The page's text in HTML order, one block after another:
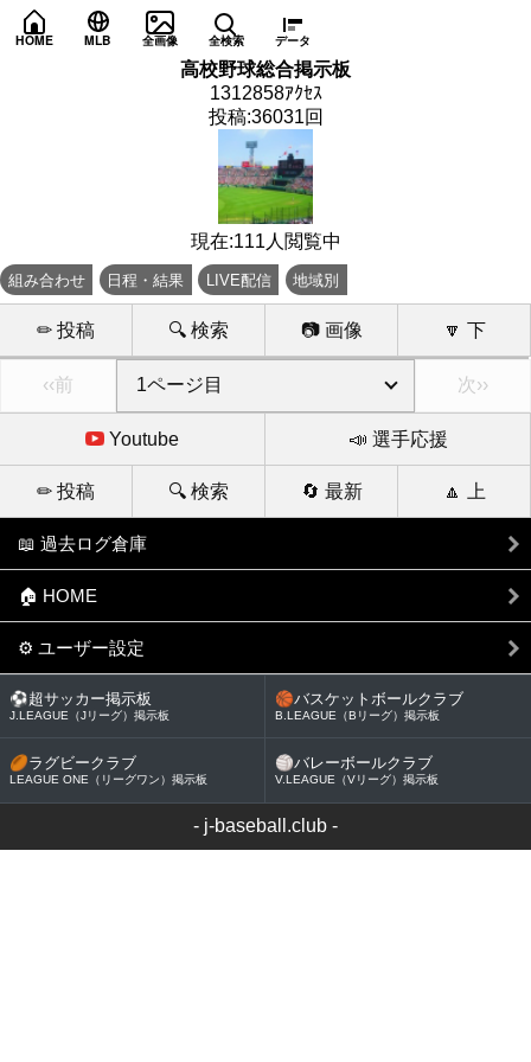
HOME MLB 全画像 全検索 データ
高校野球総合掲示板
1312858ｱｸｾｽ
投稿:36031回
現在:111人閲覧中
組み合わせ 日程・結果 LIVE配信 地域別
✏ 投稿 🔍 検索 📷 画像 🔽 下
‹‹前 次››
Youtube 📣 選手応援
✏ 投稿 🔍 検索 🔄 最新 🔼 上
📖 過去ログ倉庫
🏠 HOME
⚙ ユーザー設定
⚽超サッカー掲示板
J.LEAGUE（Jリーグ）掲示板
🏀バスケットボールクラブ
B.LEAGUE（Bリーグ）掲示板
🏉ラグビークラブ
LEAGUE ONE（リーグワン）掲示板
🏐バレーボールクラブ
V.LEAGUE（Vリーグ）掲示板
- j-baseball.club -